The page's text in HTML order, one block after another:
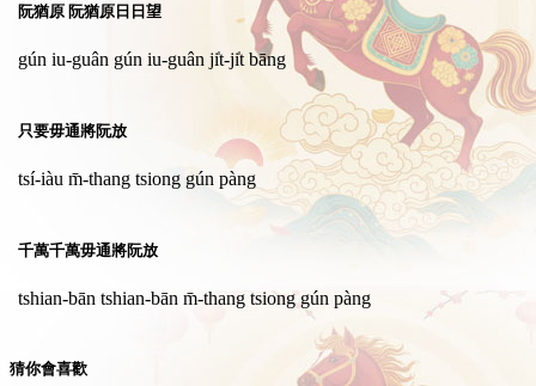
阮猶原 阮猶原日日望
gún iu-guân gún iu-guân ji̍t-ji̍t bāng
只要毋通將阮放
tsí-iàu m̄-thang tsiong gún pàng
千萬千萬毋通將阮放
tshian-bān tshian-bān m̄-thang tsiong gún pàng
猜你會喜歡